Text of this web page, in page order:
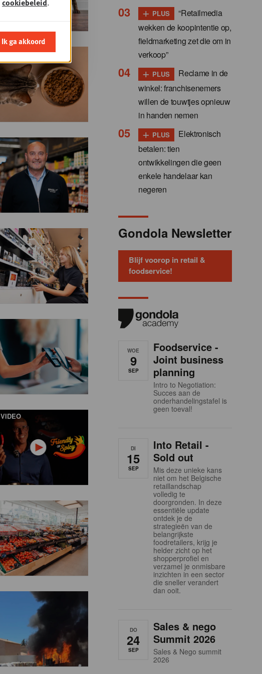
VIDEO
+ PLUS
“Retailmedia
wekken de koopintentie op,
fieldmarketing zet die om in
verkoop”
+ PLUS
Reclame in de
winkel: franchisenemers
willen de touwtjes opnieuw
in handen nemen
+ PLUS
Elektronisch
betalen: tien
ontwikkelingen die geen
enkele handelaar kan
negeren
Gondola Newsletter
Blijf voorop in retail &
foodservice!
WOE
9
SEP
Foodservice -
Joint business
planning
Intro to Negotiation:
Succes aan de
onderhandelingstafel is
geen toeval!
DI
15
SEP
Into Retail -
Sold out
Mis deze unieke kans
niet om het Belgische
retaillandschap
volledig te
doorgronden. In deze
essentiële update
ontdek je de
strategieën van de
belangrijkste
foodretailers, krijg je
helder zicht op het
shopperprofiel en
verzamel je onmisbare
inzichten in een sector
die sneller verandert
dan ooit.
DO
24
SEP
Sales & nego
Summit 2026
Sales & Nego summit
2026
cookiebeleid.
Ik ga akkoord